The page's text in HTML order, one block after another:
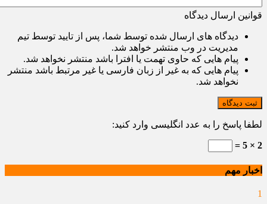
قوانین ارسال دیدگاه
دیدگاه های ارسال شده توسط شما، پس از تایید توسط تیم
مدیریت در وب منتشر خواهد شد.
پیام هایی که حاوی تهمت یا افترا باشد منتشر نخواهد شد.
پیام هایی که به غیر از زبان فارسی یا غیر مرتبط باشد منتشر
نخواهد شد.
ثبت دیدگاه
لطفا پاسخ را به عدد انگلیسی وارد کنید:
2 × 5 =
اخبار مهم
1